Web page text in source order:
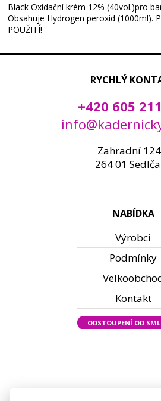
Black Oxidační krém 12% (40vol.)pro
Obsahuje Hydrogen peroxid (1000ml).
POUŽITÍ!
RYCHLÝ
+420 605
Zahradní
264 01
NABÍDKA
Výrobci
Podmínky
Kontakt
ODSTOUPENÍ OD